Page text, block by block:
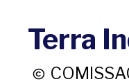
Terra